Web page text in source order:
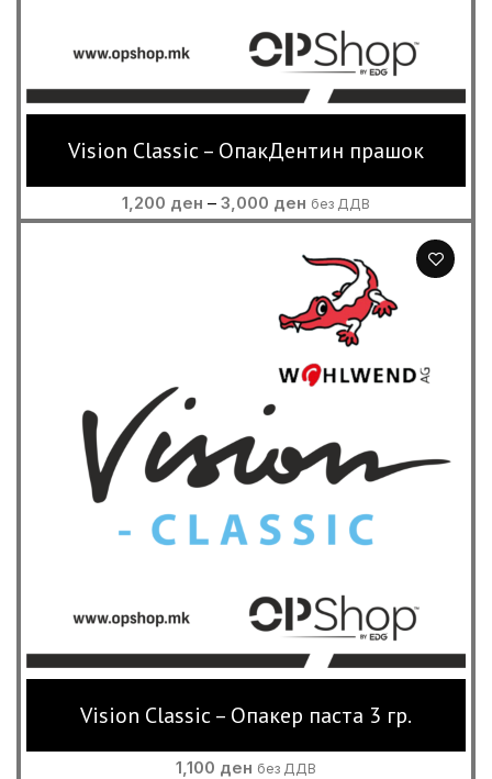
Vision Classic – ОпакДентин прашок
1,200 ден – 3,000 ден Price
range:
through
3,000 ден
без ДДВ
Vision Classic – Опакер паста 3 гр.
1,100 ден без ДДВ